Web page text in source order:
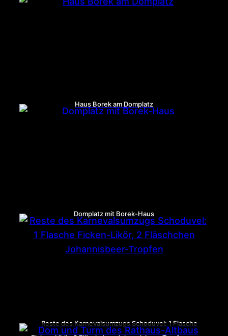
Haus Borek am Domplatz
Domplatz mit Borek-Haus
Reste des Karnevalsumzugs Schoduvel: 1 Flasche